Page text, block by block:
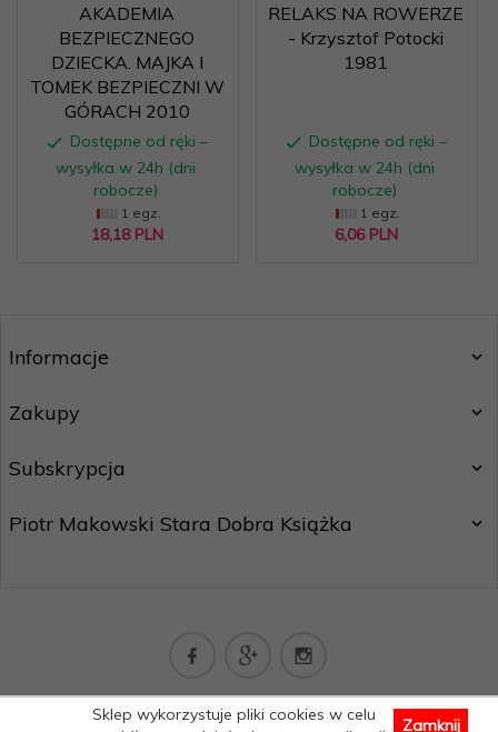
AKADEMIA
BEZPIECZNEGO
DZIECKA. MAJKA I
TOMEK BEZPIECZNI W
GÓRACH 2010
Dostępne od ręki –
wysyłka w 24h (dni
robocze)
1 egz.
18,18 PLN
RELAKS NA ROWERZE
- Krzysztof Potocki
1981
Dostępne od ręki –
wysyłka w 24h (dni
robocze)
1 egz.
6,06 PLN
Informacje
Zakupy
Subskrypcja
Piotr Makowski Stara Dobra Książka
kontakt@staradobraksiazka.pl
Informacja o cookies | sklep internetowy RedCart.pl
Sklep wykorzystuje pliki cookies w celu
Zamknij